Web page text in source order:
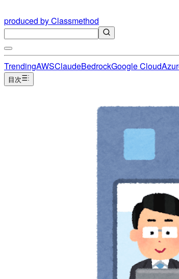
produced by Classmethod
TrendingAWSClaudeBedrockGoogle Cloud
目次